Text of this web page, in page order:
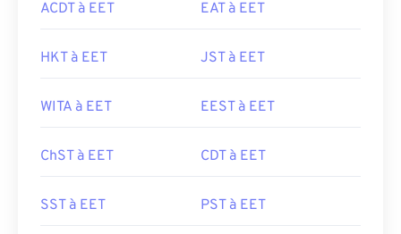
ACDT à EET EAT à EET
HKT à EET JST à EET
WITA à EET EEST à EET
ChST à EET CDT à EET
SST à EET PST à EET